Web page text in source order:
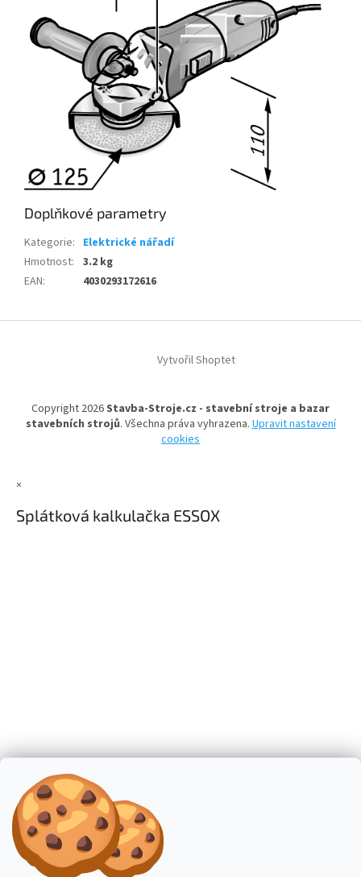
Doplňkové parametry
Kategorie: Elektrické nářadí
Hmotnost: 3.2 kg
EAN: 4030293172616
Vytvořil Shoptet
Copyright 2026Stavba-Stroje.cz - stavební stroje a bazar
stavebních strojů. Všechna práva vyhrazena. Upravit nastavení
cookies
×
Splátková kalkulačka ESSOX